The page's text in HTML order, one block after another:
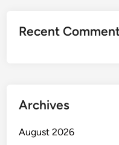
Recent
Archives
August 2026